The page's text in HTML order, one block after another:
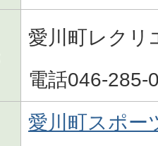
愛川町レクリ
電話046-285-
愛川町スポー